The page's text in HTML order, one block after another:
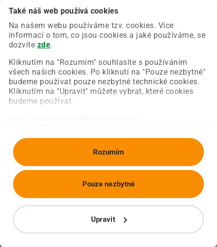
Také náš web používá cookies
Na našem webu používáme tzv. cookies. Více
informací o tom, co jsou cookies a jaké používáme, se
dozvíte zde.
Kliknutím na "Rozumím" souhlasíte s používáním
všech našich cookies. Po kliknutí na "Pouze nezbytné"
budeme používat pouze nezbytné technické cookies.
Kliknutím na "Upravit" můžete vybrat, které cookies
budeme používat.
Rozumím
Upravit
Pouze nezbytné
Chyba nastala na naší straně a už ji opravujeme.
Zkuste prosím znovu načíst požadovanou stránku.
Obnovit stránku Úvodní strana